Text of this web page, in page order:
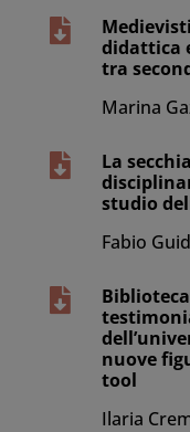

didattica
tra
Marina

La
studio
Fabio

nuove
tool
Ilaria